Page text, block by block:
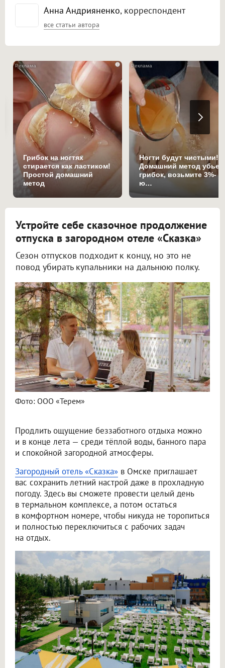
Анна Андрияненко, корреспондент
все статьи автора
i
Грибок на ногтях
стирается как ластиком!
Простой домашний
метод
Ногти будут чистыми!
Домашний метод убьет
грибок, возьмите 3%-
ю…
Устройте себе сказочное продолжение
отпуска в загородном отеле «Сказка»
Сезон отпусков подходит к концу, но это не
повод убирать купальники на дальнюю полку.
Фото: ООО «Терем»
Продлить ощущение беззаботного отдыха можно
и в конце лета — среди тёплой воды, банного пара
и спокойной загородной атмосферы.
Загородный отель «Сказка» в Омске приглашает
вас сохранить летний настрой даже в прохладную
погоду. Здесь вы сможете провести целый день
в термальном комплексе, а потом остаться
в комфортном номере, чтобы никуда не торопиться
и полностью переключиться с рабочих задач
на отдых.